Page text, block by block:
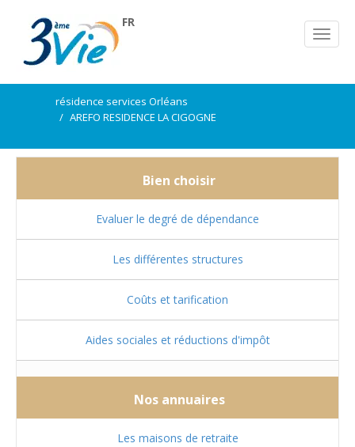
FR
résidence services Orléans
AREFO RESIDENCE LA CIGOGNE
Bien choisir
Evaluer le degré de dépendance
Les différentes structures
Coûts et tarification
Aides sociales et réductions d'impôt
Nos annuaires
Les maisons de retraite